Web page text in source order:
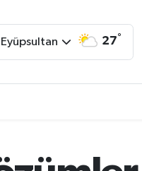
Eyüpsultan 27°